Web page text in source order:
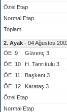
Özel Etap
Normal Etap
Toplam
2. Ayak - 04 Ağustos
ÖE 9 Güvenç 3
ÖE 10 H. Tanrıkulu 3
ÖE 11 Başkent 3
ÖE 12 Karataş 3
Özel Etap
Normal Etap